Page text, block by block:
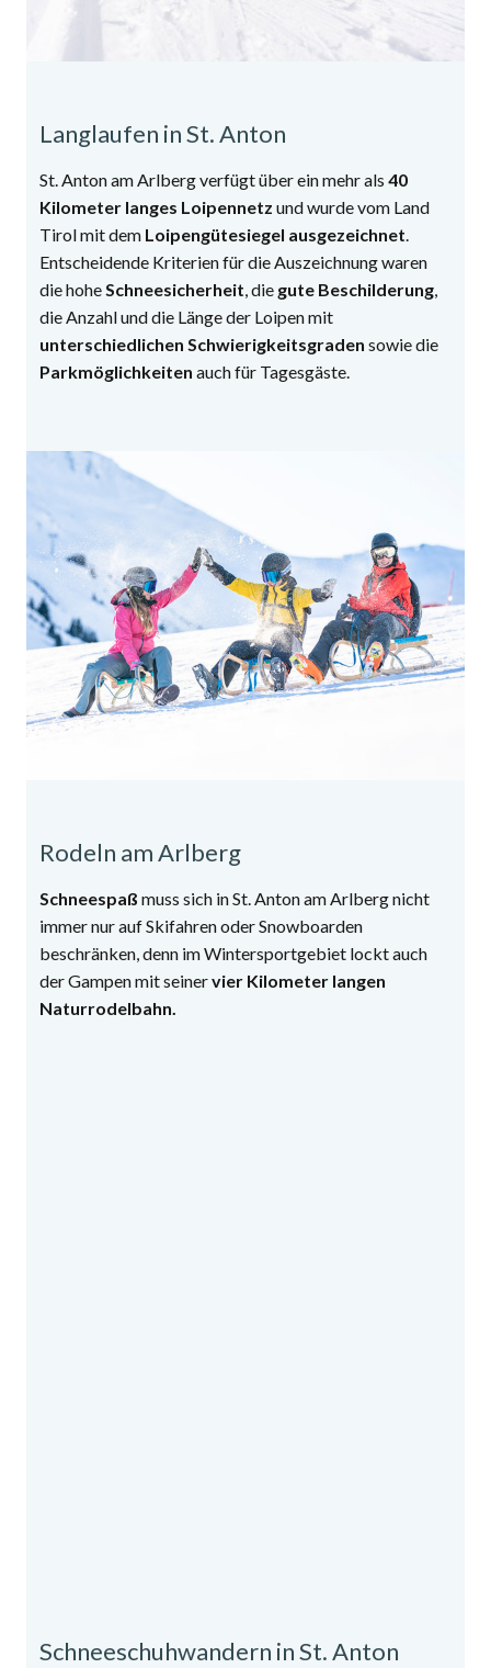
Langlaufen in St. Anton
St. Anton am Arlberg verfügt über ein mehr als 40
Kilometer langes Loipennetz und wurde vom Land
Tirol mit dem Loipengütesiegel ausgezeichnet.
Entscheidende Kriterien für die Auszeichnung waren
die hoheSchneesicherheit, die gute Beschilderung,
die Anzahl und die Länge der Loipen mit
unterschiedlichen Schwierigkeitsgraden sowie die
Parkmöglichkeiten auch für Tagesgäste.
Rodeln am Arlberg
Schneespaß muss sich in St. Anton am Arlberg nicht
immer nur auf Skifahren oder Snowboarden
beschränken, denn im Wintersportgebiet lockt auch
der Gampen mit seinervier Kilometer langen
Naturrodelbahn.
Schneeschuhwandern in St. Anton